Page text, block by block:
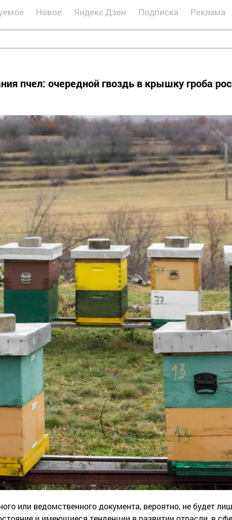
Новое Яндекс Дзен Подписка Реклама
пчел: очередной гвоздь в крышку гроба
или ведомственного документа, вероятно, не будет